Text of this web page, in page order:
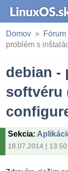
Domov Fórum
problém s
debian -
softvéru
Sekcia:
18.07.2014 | 13:50